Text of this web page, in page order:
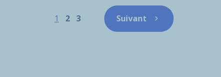
Page
1 Page
2 Page
3 Page suivante
Suivant